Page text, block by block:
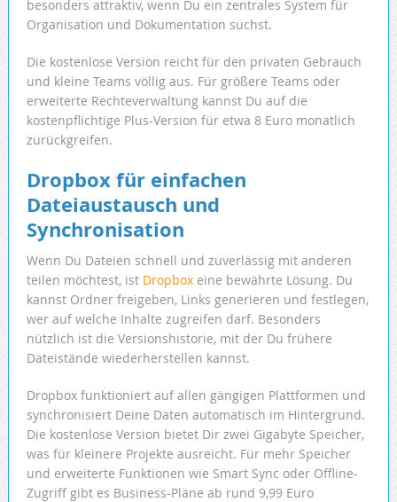
besonders attraktiv, wenn Du ein zentrales System für
Organisation und Dokumentation suchst.
Die kostenlose Version reicht für den privaten Gebrauch
und kleine Teams völlig aus. Für größere Teams oder
erweiterte Rechteverwaltung kannst Du auf die
kostenpflichtige Plus-Version für etwa 8 Euro monatlich
zurückgreifen.
Dropbox für einfachen
Dateiaustausch und
Synchronisation
Wenn Du Dateien schnell und zuverlässig mit anderen
teilen möchtest, ist Dropboxeine bewährte Lösung. Du
kannst Ordner freigeben, Links generieren und festlegen,
wer auf welche Inhalte zugreifen darf. Besonders
nützlich ist die Versionshistorie, mit der Du frühere
Dateistände wiederherstellen kannst.
Dropbox funktioniert auf allen gängigen Plattformen und
synchronisiert Deine Daten automatisch im Hintergrund.
Die kostenlose Version bietet Dir zwei Gigabyte Speicher,
was für kleinere Projekte ausreicht. Für mehr Speicher
und erweiterte Funktionen wie Smart Sync oder Offline-
Zugriff gibt es Business-Pläne ab rund 9,99 Euro